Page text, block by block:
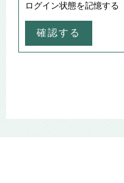
ログイン状態を記憶する